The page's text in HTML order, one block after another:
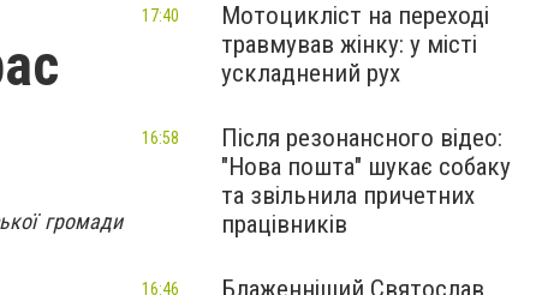
громади
Мотоцикліст на переході
травмував жінку: у місті
ускладнений рух
17:40
Після резонансного відео:
"Нова пошта" шукає собаку
та звільнила причетних
працівників
16:58
Блаженніший Святослав
16:46